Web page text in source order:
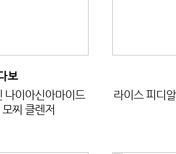
보
나이아신아마이드
찌 클렌저
라이스 피디